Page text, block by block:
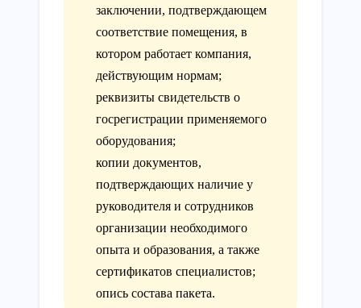
заключении, подтверждающем
соответствие помещения, в
котором работает компания,
действующим нормам;
реквизиты свидетельств о
госрегистрации применяемого
оборудования;
копии документов,
подтверждающих наличие у
руководителя и сотрудников
организации необходимого
опыта и образования, а также
сертификатов специалистов;
опись состава пакета.